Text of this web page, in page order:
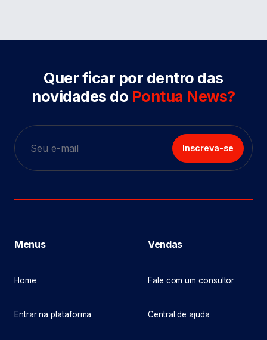
Quer ficar por dentro das
novidades do Pontua News?
Inscreva-se
Menus
Home
Entrar na plataforma
Vendas
Fale com um consultor
Central de ajuda